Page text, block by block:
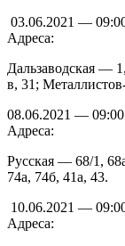
03.06.2021 —
Адреса:
Дальзаводская —
в, 31;
08.06.2021 —
Адреса:
Русская — 68/1,
74а, 74б, 41а, 43.
10.06.2021 —
Адреса: